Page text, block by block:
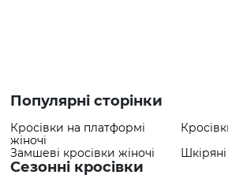
Популярні сторінки
Кросівки на платформі
жіночі
Замшеві кросівки жіночі
Сезонні кросівки
товар
- 2184 грн